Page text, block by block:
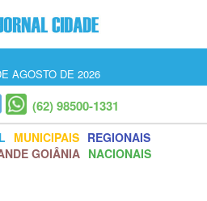
AGOSTO DE 2026
(62) 98500-1331
MUNICIPAIS REGIONAIS
GOIÂNIA NACIONAIS